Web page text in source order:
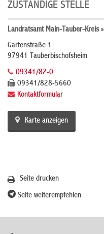
ZUSTÄNDIGE STELLE
Landratsamt Main-Tauber-Kreis »
Gartenstraße 1
97941 Tauberbischofsheim
09341/82-0
09341/828-5660
Kontaktformular
Karte anzeigen
Seite drucken
Seite weiterempfehlen